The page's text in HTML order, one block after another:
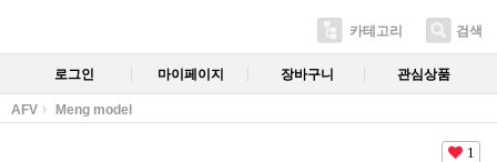
카테고리 검색
로그인 마이페이지 장바구니 관심상품
AFV Meng model
1